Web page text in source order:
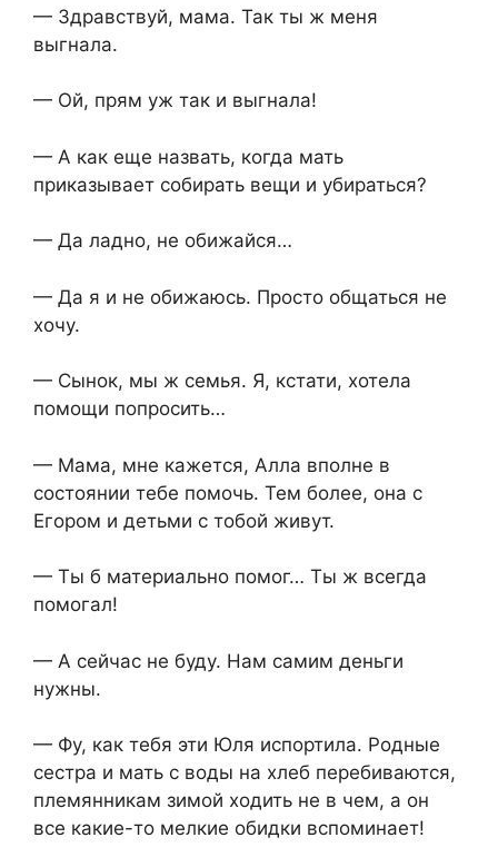
— Здравствуй, мама. Так ты ж меня
выгнала.
— Ой, прям уж так и выгнала!
— А как еще назвать, когда мать
приказывает собирать вещи и убираться?
— Да ладно, не обижайся…
— Да я и не обижаюсь. Просто общаться не
хочу.
— Сынок, мы ж семья. Я, кстати, хотела
помощи попросить…
— Мама, мне кажется, Алла вполне в
состоянии тебе помочь. Тем более, она с
Егором и детьми с тобой живут.
— Ты б материально помог… Ты ж всегда
помогал!
— А сейчас не буду. Нам самим деньги
нужны.
— Фу, как тебя эти Юля испортила. Родные
сестра и мать с воды на хлеб перебиваются,
племянникам зимой ходить не в чем, а он
все какие-то мелкие обидки вспоминает!